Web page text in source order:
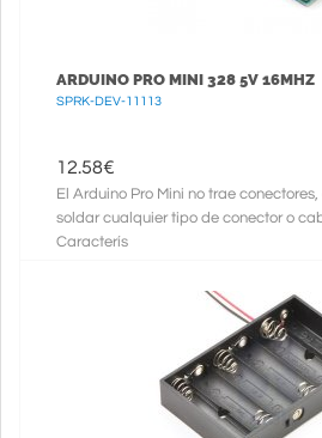
ARDUINO PRO MINI 328 5V 16MHZ
SPRK-DEV-11113
12.58€
El Arduino Pro Mini no trae
soldar cualquier tipo de conector o
Caracterís